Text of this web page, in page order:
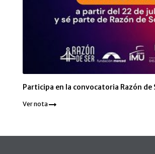
Participa en la convocatoria Razón de
Ver nota